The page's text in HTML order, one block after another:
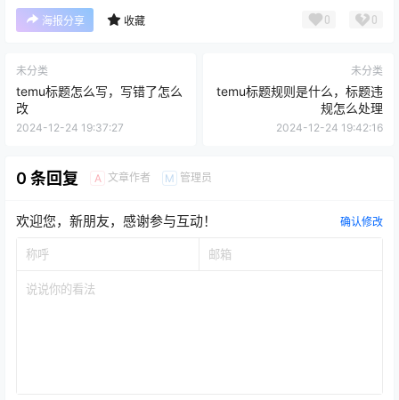
海报分享 收藏 0 0
未分类
temu标题怎么写，写错了怎么
改
2024-12-24 19:37:27
未分类
temu标题规则是什么，标题违
规怎么处理
2024-12-24 19:42:16
0 条回复 A 文章作者 M 管理员
欢迎您，新朋友，感谢参与互动！ 确认修改